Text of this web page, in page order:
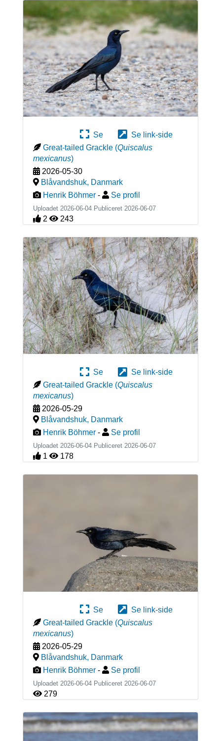
Se
Se link-side
Great-tailed Grackle (Quiscalus
mexicanus)
2026-05-30
Blåvandshuk, Danmark
Henrik Böhmer - Se profil
Uploadet 2026-06-04 Publiceret 2026-06-07
2 243
Se
Se link-side
Great-tailed Grackle (Quiscalus
mexicanus)
2026-05-29
Blåvandshuk, Danmark
Henrik Böhmer - Se profil
Uploadet 2026-06-04 Publiceret 2026-06-07
1 178
Se
Se link-side
Great-tailed Grackle (Quiscalus
mexicanus)
2026-05-29
Blåvandshuk, Danmark
Henrik Böhmer - Se profil
Uploadet 2026-06-04 Publiceret 2026-06-07
279